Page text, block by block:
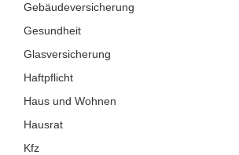
Gebäudeversicherung
Gesundheit
Glasversicherung
Haftpflicht
Haus und Wohnen
Hausrat
Kfz